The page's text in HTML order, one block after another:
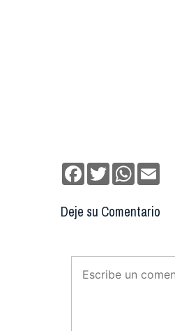
Facebook
TwitterWhatsApp
Deje su Comentario